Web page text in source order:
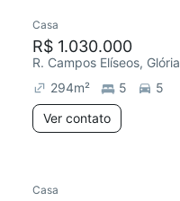
Casa
R$ 1.030.000
R. Campos Elíseos, Glória
294m² 5
5
Ver contato
Casa